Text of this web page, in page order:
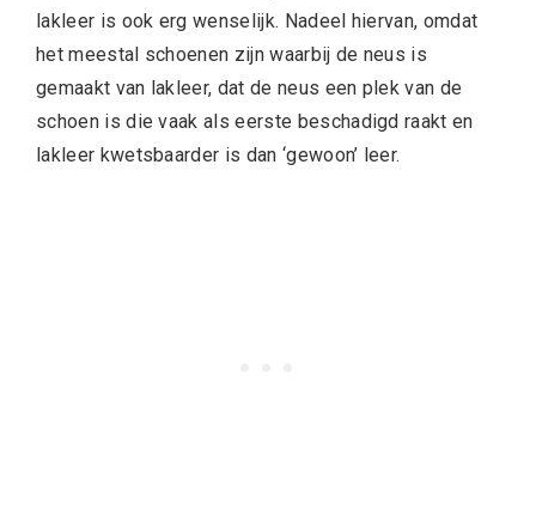
lakleer is ook erg wenselijk. Nadeel hiervan, omdat
het meestal schoenen zijn waarbij de neus is
gemaakt van lakleer, dat de neus een plek van de
schoen is die vaak als eerste beschadigd raakt en
lakleer kwetsbaarder is dan ‘gewoon’ leer.